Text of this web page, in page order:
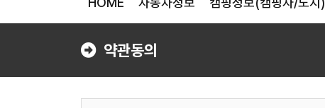
약관동의